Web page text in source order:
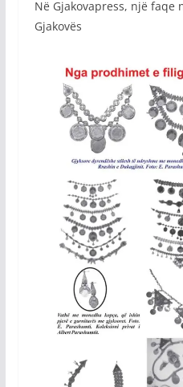
Në Gjakovapress, një faqe
Gjakovës